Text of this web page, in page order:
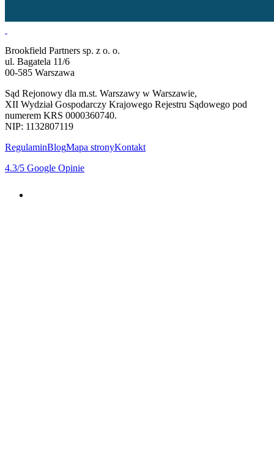
Brookfield Partners sp. z o. o.
ul. Bagatela 11/6
00-585 Warszawa
Sąd Rejonowy dla m.st. Warszawy w Warszawie,
XII Wydział Gospodarczy Krajowego Rejestru Sądowego pod
numerem KRS 0000360740.
NIP: 1132807119
RegulaminBlogMapa stronyKontakt
4.3/5 Google Opinie